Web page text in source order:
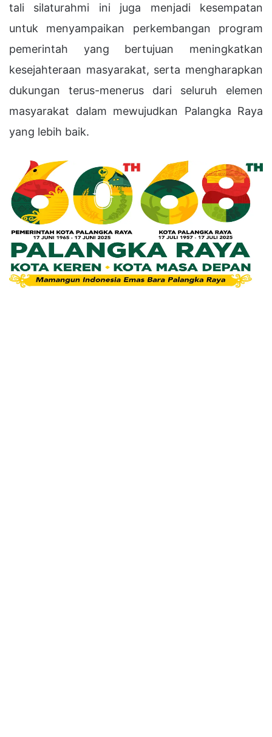
tali silaturahmi ini juga menjadi kesempatan
untuk menyampaikan perkembangan program
pemerintah yang bertujuan meningkatkan
kesejahteraan masyarakat, serta mengharapkan
dukungan terus-menerus dari seluruh elemen
masyarakat dalam mewujudkan Palangka Raya
yang lebih baik.